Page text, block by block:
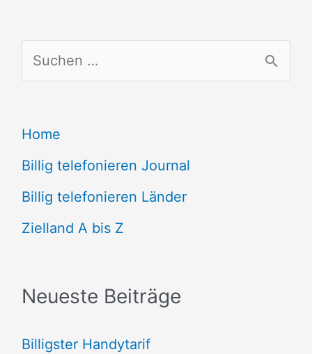
u
h
e
n
n
h
Home
Billig telefonieren Journal
Billig telefonieren Länder
Zielland A bis Z
Neueste Beiträge
Billigster Handytarif